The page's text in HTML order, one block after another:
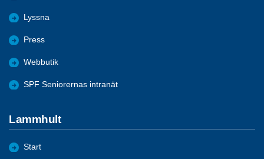
Lyssna
Press
Webbutik
SPF Seniorernas intranät
Lammhult
Start